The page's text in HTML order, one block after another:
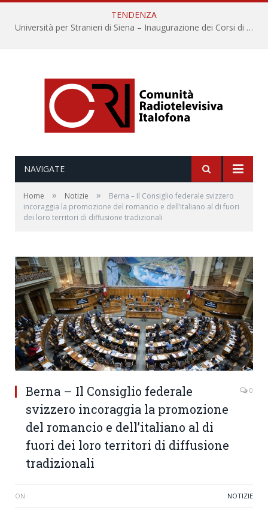
TENDENZA
Università per Stranieri di Siena – Inaugurazione dei Corsi di Lingua e Cultura Italiana, 109a annata
NAVIGATE
Home » Notizie »
Berna – Il Consiglio federale svizzero
incoraggia la promozione del romancio e dell’italiano al di fuori
dei loro territori di diffusione tradizionali
Berna – Il Consiglio federale
svizzero incoraggia la promozione
del romancio e dell’italiano al di
fuori dei loro territori di diffusione
tradizionali
0
ON NOTIZIE